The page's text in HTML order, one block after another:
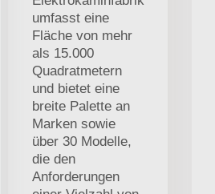
umfasst eine
Fläche von mehr
als 15.000
Quadratmetern
und bietet eine
breite Palette an
Marken sowie
über 30 Modelle,
die den
Anforderungen